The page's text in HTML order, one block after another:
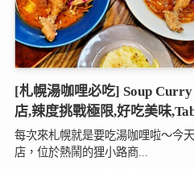
[札幌湯咖哩必吃] Soup
店,辣度挑戰極限,好吃美味
每次來札幌就是要吃湯咖哩啦～今
店，位於熱鬧的狸小路商...